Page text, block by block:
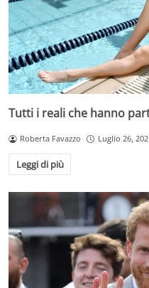
Tutti i reali che hanno
Roberta Favazzo Luglio 26,
Leggi di più